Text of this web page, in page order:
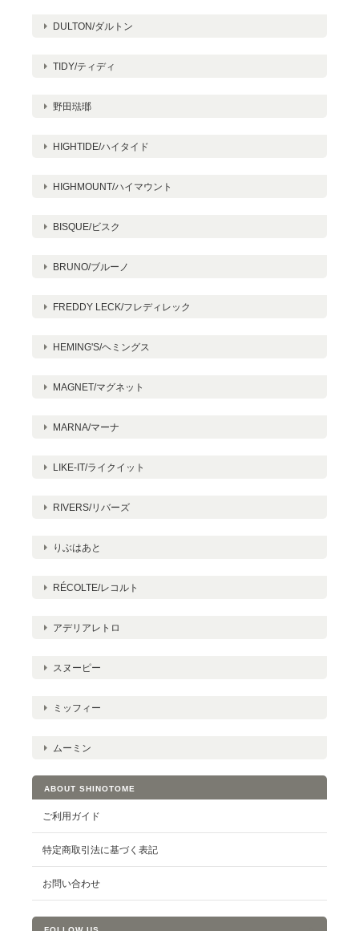
DULTON/ダルトン
TIDY/ティディ
野田琺瑯
HIGHTIDE/ハイタイド
HIGHMOUNT/ハイマウント
BISQUE/ビスク
BRUNO/ブルーノ
FREDDY LECK/フレディレック
HEMING'S/ヘミングス
MAGNET/マグネット
MARNA/マーナ
LIKE-IT/ライクイット
RIVERS/リバーズ
りぶはあと
RÉCOLTE/レコルト
アデリアレトロ
スヌーピー
ミッフィー
ムーミン
ABOUT SHINOTOME
ご利用ガイド
特定商取引法に基づく表記
お問い合わせ